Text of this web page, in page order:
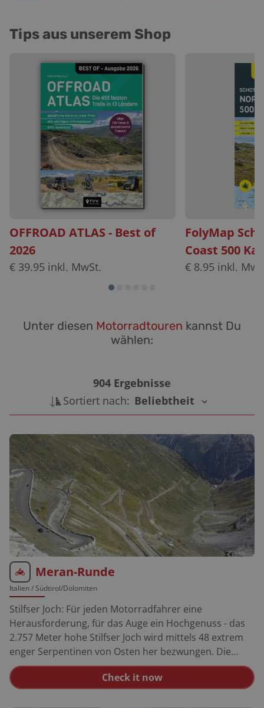
Tips aus unserem Shop
OFFROAD ATLAS - Best of
2026
€ 39.95 inkl. MwSt.
FolyMap
Coast 500
€ 8.95 inkl.
Unter diesen Motorradtouren kannst Du
wählen:
904 Ergebnisse
Sortiert nach: Beliebtheit
Meran-Runde
Italien/ Südtirol/Dolomiten
Stilfser Joch: Für jeden Motorradfahrer eine
Herausforderung, für das Auge ein Hochgenuss - das
2.757 Meter hohe Stilfser Joch wird mittels 48 extrem
enger Serpentinen von Osten her bezwungen. Die
schmale Straße schraubt sich in zum Teil
überhängenden Spitzkehren steil dem Himmel
entgegen. Bormio: Der quirlige Wander- und Skiort
Check it now